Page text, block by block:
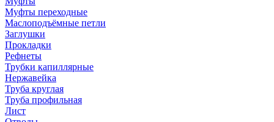
Муфты переходные
Маслоподъёмные петли
Заглушки
Прокладки
Рефнеты
Трубки капиллярные
Нержавейка
Труба круглая
Труба профильная
Лист